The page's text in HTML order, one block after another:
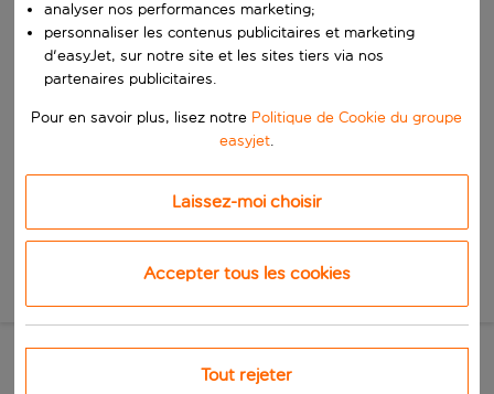
Commencez à taper pour la saisie automatique. Lorsque les
Choisissez une date de départ et une date de retour.
Quand
Rechercher
analyser nos performances marketing;
personnaliser les contenus publicitaires et marketing
d'easyJet, sur notre site et les sites tiers via nos
partenaires publicitaires.
Pour en savoir plus, lisez notre Politique de Cookie du groupe
easyjet.
Laissez-moi choisir
Accepter tous les cookies
Tout rejeter